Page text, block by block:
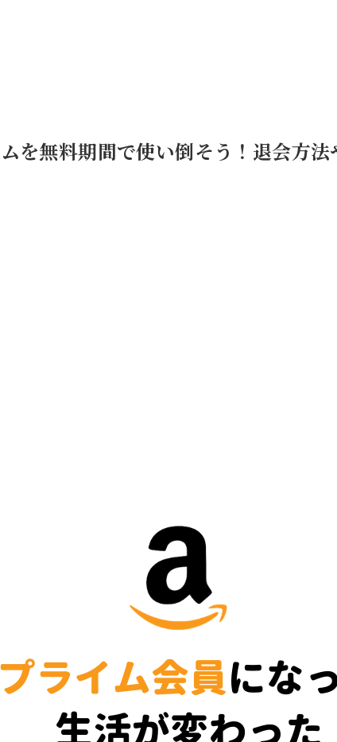
を無料期間で使い倒そう！退会方法